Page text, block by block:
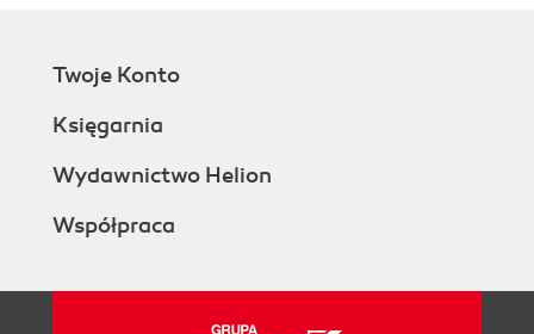
Twoje Konto
Księgarnia
Wydawnictwo Helion
Współpraca